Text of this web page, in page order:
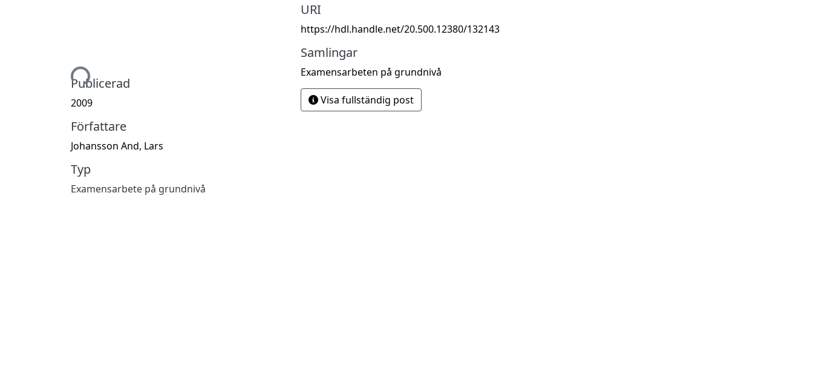
Hämtar...
Publicerad
2009
Författare
Johansson And, Lars
Typ
Examensarbete på grundnivå
URI
https://hdl.handle.net/20.500.12380/132143
Samlingar
Examensarbeten på grundnivå
Visa fullständig post